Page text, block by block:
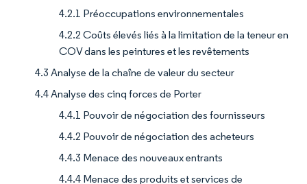
4.2.1 Préoccupations environnementales
4.2.2 Coûts élevés liés à la limitation de la teneur en
COV dans les peintures et les revêtements
4.3 Analyse de la chaîne de valeur du secteur
4.4 Analyse des cinq forces de Porter
4.4.1 Pouvoir de négociation des fournisseurs
4.4.2 Pouvoir de négociation des acheteurs
4.4.3 Menace des nouveaux entrants
4.4.4 Menace des produits et services de